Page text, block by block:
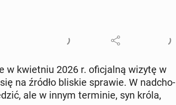
w kwiet­niu 2026 r. ofi­cjal­ną wizytę w
na źródło bliskie sprawie. W nad­cho­
ale w innym ter­mi­nie, syn króla,